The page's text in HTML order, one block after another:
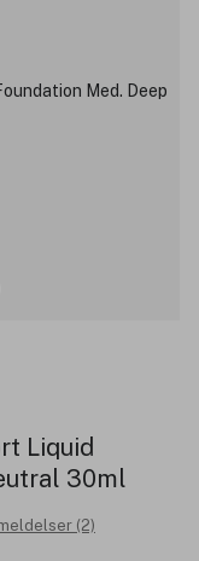
Liquid
30ml
(2)